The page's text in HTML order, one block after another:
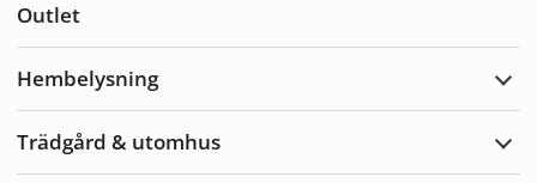
Outlet
Hembelysning
Trädgård & utomhus